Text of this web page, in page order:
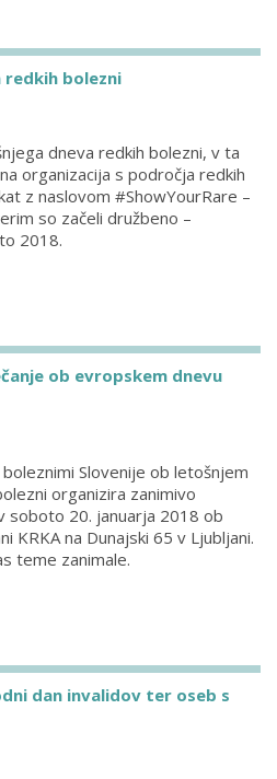
redkih bolezni
dneva redkih bolezni, v ta
organizacija s področja redkih
z naslovom #ShowYourRare –
so začeli družbeno –
2018.
ob evropskem dnevu
Slovenije ob letošnjem
organizira zanimivo
soboto 20. januarja 2018 ob
KRKA na Dunajski 65 v Ljubljani.
teme zanimale.
dan invalidov ter oseb s